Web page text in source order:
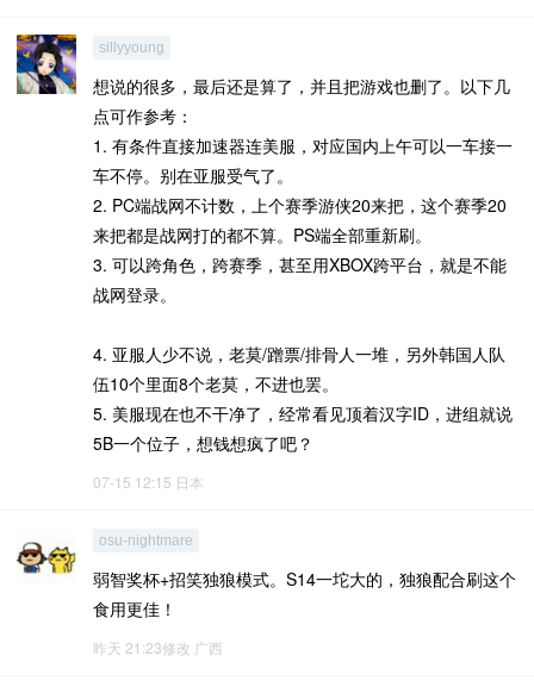
sillyyoung
想说的很多，最后还是算了，并且把游戏也删了。以下几
点可作参考：
1. 有条件直接加速器连美服，对应国内上午可以一车接一
车不停。别在亚服受气了。
2. PC端战网不计数，上个赛季游侠20来把，这个赛季20
来把都是战网打的都不算。PS端全部重新刷。
3. 可以跨角色，跨赛季，甚至用XBOX跨平台，就是不能
战网登录。
4. 亚服人少不说，老莫/蹭票/排骨人一堆，另外韩国人队
伍10个里面8个老莫，不进也罢。
5. 美服现在也不干净了，经常看见顶着汉字ID，进组就说
5B一个位子，想钱想疯了吧？
07-15 12:15 日本
osu-nightmare
弱智奖杯+招笑独狼模式。S14一坨大的，独狼配合刷这个
食用更佳！
昨天 21:23修改 广西